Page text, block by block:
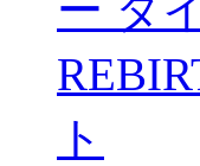
ー タ
ト